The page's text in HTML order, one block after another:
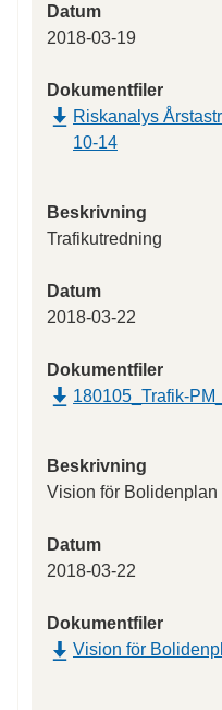
Datum
2018-03-19
Dokumentfiler
Riskanalys
10-14
Beskrivning
Trafikutredning
Datum
2018-03-22
Dokumentfiler
180105_Trafik-
Beskrivning
Vision för Bolidenplan
Datum
2018-03-22
Dokumentfiler
Vision för